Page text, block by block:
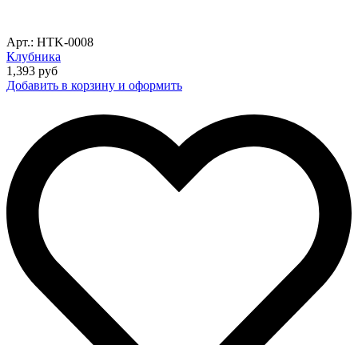
Арт.: HTK-0008
Клубника
1,393 руб
Добавить в корзину и оформить